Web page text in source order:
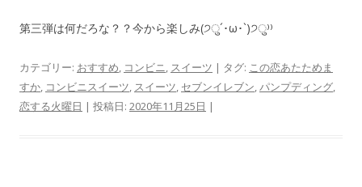
第三弾は何だろな？？今から楽しみ(੭ु´･ω･`)੭ु⁾⁾
カテゴリー: おすすめ, コンビニ, スイーツ | タグ: この恋あたためま
すか, コンビニスイーツ, スイーツ, セブンイレブン,パンプディング,
恋する火曜日 | 投稿日: 2020年11月25日 |